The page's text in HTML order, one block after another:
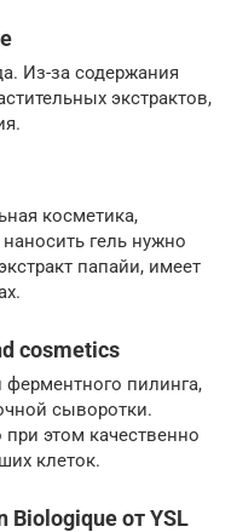
Из-за содержания
экстрактов,
косметика,
гель нужно
папайи, имеет
cosmetics
пилинга,
сыворотки.
этом качественно
клеток.
Biologique от YSL